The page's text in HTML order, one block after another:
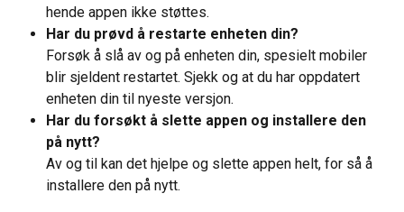
hende appen ikke støttes.
Har du prøvd å restarte enheten din?
Forsøk å slå av og på enheten din, spesielt mobiler
blir sjeldent restartet. Sjekk og at du har oppdatert
enheten din til nyeste versjon.
Har du forsøkt å slette appen og installere den
på nytt?
Av og til kan det hjelpe og slette appen helt, for så å
installere den på nytt.